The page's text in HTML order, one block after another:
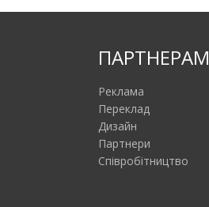
ПАРТНЕРАМ
Реклама
Переклад
Дизайн
Партнери
Співробітництво